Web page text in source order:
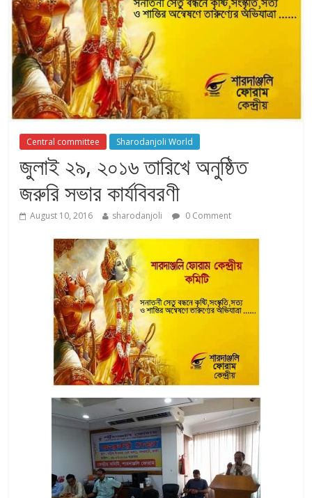
Central committee Sharodanjoli World
জুলাই ২৯, ২০১৬ তারিখে অনুষ্ঠিত
জরুরি সভার কার্যবিবরণী
August 10, 2016 sharodanjoli 0 Comment